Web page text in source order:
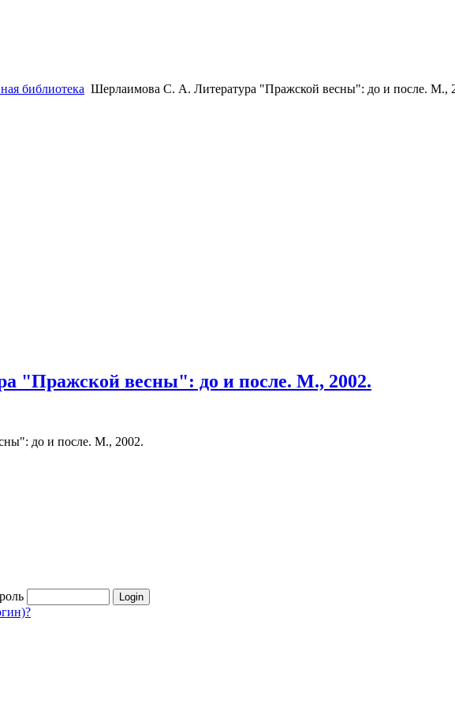
библиотека Шерлаимова С. А. Литература "Пражской весны": до и после. М.,
"Пражской весны": до и после. М., 2002.
до и после. М., 2002.